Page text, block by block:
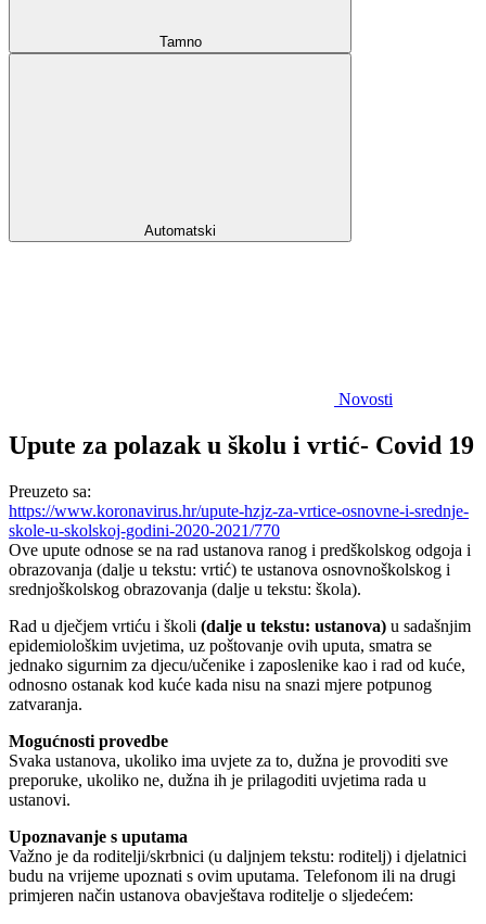
Tamno
Automatski
Novosti
Upute za polazak u školu i vrtić- Covid 19
Preuzeto sa:
https://www.koronavirus.hr/upute-hzjz-za-vrtice-osnovne-i-srednje-
skole-u-skolskoj-godini-2020-2021/770
Ove upute odnose se na rad ustanova ranog i predškolskog odgoja i
obrazovanja (dalje u tekstu: vrtić) te ustanova osnovnoškolskog i
srednjoškolskog obrazovanja (dalje u tekstu: škola).
Rad u dječjem vrtiću i školi (dalje u tekstu: ustanova) u sadašnjim
epidemiološkim uvjetima, uz poštovanje ovih uputa, smatra se
jednako sigurnim za djecu/učenike i zaposlenike kao i rad od kuće,
odnosno ostanak kod kuće kada nisu na snazi mjere potpunog
zatvaranja.
Mogućnosti provedbe
Svaka ustanova, ukoliko ima uvjete za to, dužna je provoditi sve
preporuke, ukoliko ne, dužna ih je prilagoditi uvjetima rada u
ustanovi.
Upoznavanje s uputama
Važno je da roditelji/skrbnici (u daljnjem tekstu: roditelj) i djelatnici
budu na vrijeme upoznati s ovim uputama. Telefonom ili na drugi
primjeren način ustanova obavještava roditelje o sljedećem: